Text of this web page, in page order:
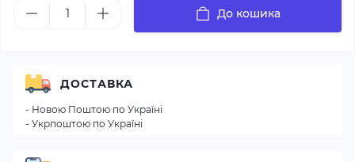
До кошика
ДОСТАВКА
- Новою Поштою по Україні
- Укрпоштою по Україні